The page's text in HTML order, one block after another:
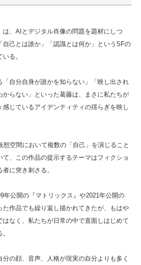
は、AIとデジタル肖像の問題を題材にしつ
自己とは誰か」「認識とは何か」というSFの
る。
「自分自身が誰かを知らない」「映し出され
からない」といった葛藤は、まさに私たちが
じているアイデンティティの揺らぎを映し
想空間において複数の「自己」を演じること
、この作品の提示するテーマはフィクショ
に突き刺さる。
年公開の『マトリックス』や2021年公開の
た作品でも繰り返し描かれてきたが、もはや
はなく、私たちが日常の中で直面しはじめて
の顔、音声、人格が現実の自分よりも多く